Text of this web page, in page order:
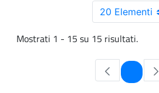
20 Elementi
Mostrati 1 - 15 su 15 risultati.
Pagina